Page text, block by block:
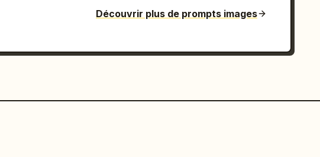
Découvrir plus de prompts images